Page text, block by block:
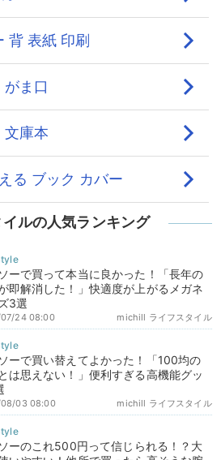
ルの人気ランキング
ーで買って本当に良かった！「長年の
即解消した！」快適度が上がるメガネ
3選
michill ライフスタイル
24 08:00
ーで買い替えてよかった！「100均の
は思えない！」便利すぎる高機能グッ
michill ライフスタイル
03 08:00
ーのこれ500円って信じられる！？大